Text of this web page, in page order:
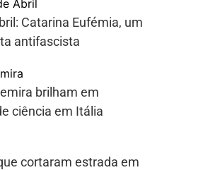
Abril
Catarina Eufémia, um
antifascista
brilham em
ciência em Itália
cortaram estrada em